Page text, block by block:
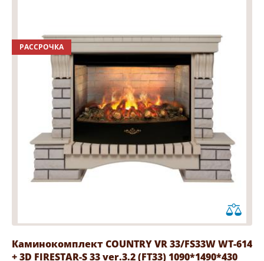
РАССРОЧКА
Каминокомплект COUNTRY VR 33/FS33W WT-614
+ 3D FIRESTAR-S 33 ver.3.2 (FT33) 1090*1490*430